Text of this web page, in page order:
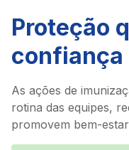
Proteção
confiança
As ações de
rotina das equipes,
promovem bem-